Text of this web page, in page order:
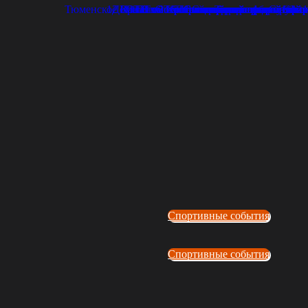
Спортивные события
Спортивные события